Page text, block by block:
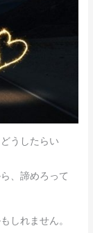
うしたらい
、諦めろって
しれません。